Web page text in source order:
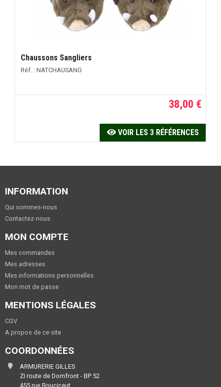
Chaussons Sangliers
Réf. : NATCHAUSANG
38,00 €
VOIR LES 3 RÉFÉRENCES
INFORMATION
Qui sommes-nous
Contactez-nous
MON COMPTE
Mes commandes
Mes adresses
Mes informations personnelles
Mon mot de passe
MENTIONS LÉGALES
CGV
A propos de ce site
COORDONNÉES
ARMURERIE GILLES
ZI route de Domfront - BP 52
455 rue Boucicaut